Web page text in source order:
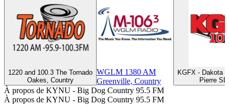
1220 and 100.3 The Tornado
Oakes, Country
WGLM 1380 AM
Greenville, Country
KGFX - Dakota
Pierre
À propos de KYNU - Big Dog Country 95.5 FM
À propos de KYNU - Big Dog Country 95.5 FM